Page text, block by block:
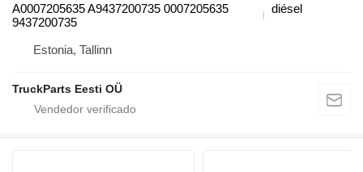
A0007205635 A9437200735 0007205635
9437200735
diésel
Estonia, Tallinn
TruckParts Eesti OÜ